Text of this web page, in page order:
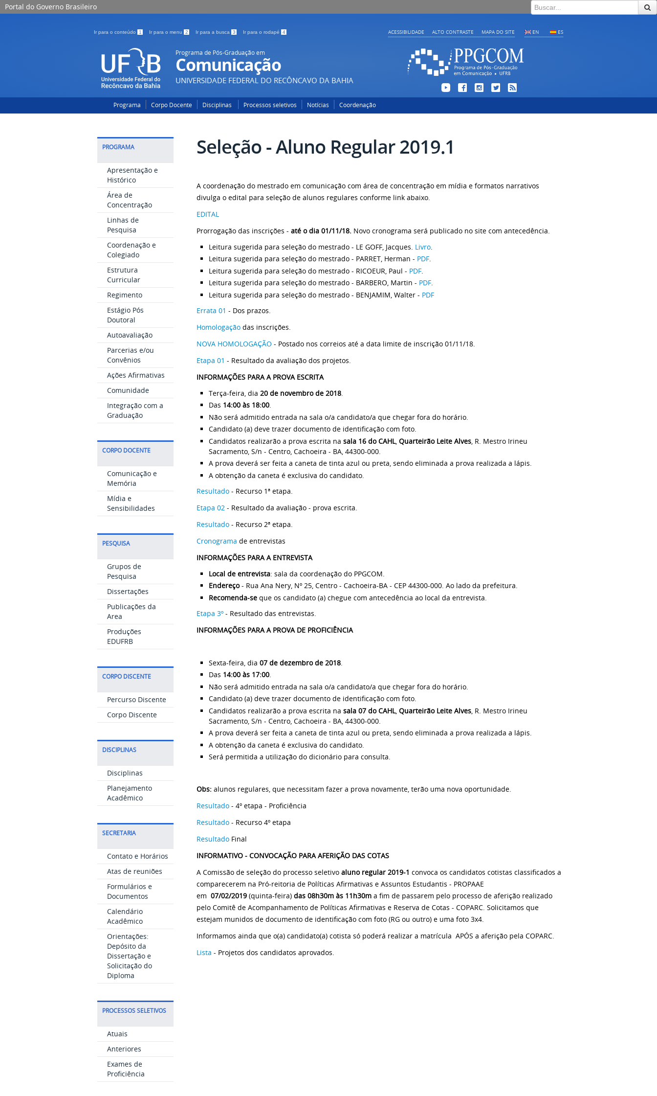
Portal do Governo Brasileiro
Ir para o conteúdo 1 Ir para o menu 2 Ir para a busca 3 Ir para o rodapé 4 EN ES
ACESSIBILIDADE ALTO CONTRASTE MAPA DO SITE
Programa de Pós-Graduação em
Comunicação
UNIVERSIDADE FEDERAL DO RECÔNCAVO DA BAHIA
Programa Corpo Docente Disciplinas Processos seletivos Notícias Coordenação
PROGRAMA
Apresentação e
Histórico
Área de
Concentração
Linhas de
Pesquisa
Coordenação e
Colegiado
Estrutura
Curricular
Regimento
Estágio Pós
Doutoral
Autoavaliação
Parcerias e/ou
Convênios
Ações Afirmativas
Comunidade
Integração com a
Graduação
CORPO DOCENTE
Comunicação e
Memória
Mídia e
Sensibilidades
PESQUISA
Grupos de
Pesquisa
Dissertações
Publicações da
Area
Produções
EDUFRB
CORPO DISCENTE
Percurso Discente
Corpo Discente
DISCIPLINAS
Disciplinas
Planejamento
Acadêmico
SECRETARIA
Contato e Horários
Atas de reuniões
Formulários e
Documentos
Calendário
Acadêmico
Orientações:
Depósito da
Dissertação e
Solicitação do
Diploma
PROCESSOS SELETIVOS
Atuais
Anteriores
Exames de
Proficiência
Seleção - Aluno Regular 2019.1
A coordenação do mestrado em comunicação com área de concentração em mídia e formatos narrativos
divulga o edital para seleção de alunos regulares conforme link abaixo.
EDITAL
Prorrogação das inscrições - até o dia 01/11/18. Novo cronograma será publicado no site com antecedência.
Leitura sugerida para seleção do mestrado - LE GOFF, Jacques. Livro
Leitura sugerida para seleção do mestrado - PARRET, Herman - PDF.
Leitura sugerida para seleção do mestrado - RICOEUR, Paul - PDF
Leitura sugerida para seleção do mestrado - BARBERO, Martin - PDF.
Leitura sugerida para seleção do mestrado - BENJAMIM, Walter - PDF
Errata 01 - Dos prazos.
Homologação das inscrições.
NOVA HOMOLOGAÇÃO - Postado nos correios até a data limite de inscrição 01/11/18.
Etapa 01 - Resultado da avaliação dos projetos.
INFORMAÇÕES PARA A PROVA ESCRITA
Terça-feira, dia 20 de novembro de 2018
Das 14:00 às 18:00.
Não será admitido entrada na sala o/a candidato/a que chegar fora do horário.
Candidato (a) deve trazer documento de identificação com foto.
Candidatos realizarão a prova escrita na sala 16 do CAHL, Quarteirão Leite Alves , R. Mestro Irineu
Sacramento, S/n - Centro, Cachoeira - BA, 44300-000.
A prova deverá ser feita a caneta de tinta azul ou preta, sendo eliminada a prova realizada a lápis.
A obtenção da caneta é exclusiva do candidato.
Resultado - Recurso 1ª etapa.
Etapa 02 - Resultado da avaliação - prova escrita.
Resultado - Recurso 2ª etapa.
Cronograma de entrevistas
INFORMAÇÕES PARA A ENTREVISTA
Local de entrevista: sala da coordenação do PPGCOM.
Endereço- Rua Ana Nery, Nº 25, Centro - Cachoeira-BA - CEP 44300-000. Ao lado da prefeitura.
Recomenda-se que os candidato (a) chegue com antecedência ao local da entrevista.
Etapa 3º - Resultado das entrevistas.
INFORMAÇÕES PARA A PROVA DE PROFICIÊNCIA
Sexta-feira, dia 07 de dezembro de 2018
Das 14:00 às 17:00.
Não será admitido entrada na sala o/a candidato/a que chegar fora do horário.
Candidato (a) deve trazer documento de identificação com foto.
Candidatos realizarão a prova escrita na sala 07 do CAHL, Quarteirão Leite Alves , R. Mestro Irineu
Sacramento, S/n - Centro, Cachoeira - BA, 44300-000.
A prova deverá ser feita a caneta de tinta azul ou preta, sendo eliminada a prova realizada a lápis.
A obtenção da caneta é exclusiva do candidato.
Será permitida a utilização do dicionário para consulta.
Obs: alunos regulares, que necessitam fazer a prova novamente, terão uma nova oportunidade.
Resultado - 4º etapa - Proficiência
Resultado - Recurso 4º etapa
Resultado Final
INFORMATIVO - CONVOCAÇÃO PARA AFERIÇÃO DAS COTAS
A Comissão de seleção do processo seletivo aluno regular 2019-1 convoca os candidatos cotistas classificados a
comparecerem na Pró-reitoria de Políticas Afirmativas e Assuntos Estudantis - PROPAAE
em 07/02/2019 (quinta-feira) das 08h30m às 11h30m a fim de passarem pelo processo de aferição realizado
pelo Comitê de Acompanhamento de Políticas Afirmativas e Reserva de Cotas - COPARC. Solicitamos que
estejam munidos de documento de identificação com foto (RG ou outro) e uma foto 3x4.
Informamos ainda que o(a) candidato(a) cotista só poderá realizar a matrícula APÓS a aferição pela COPARC.
Lista - Projetos dos candidatos aprovados.